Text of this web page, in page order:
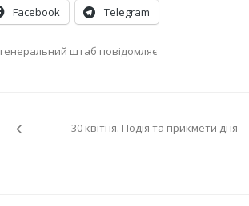
Facebook Telegram
генеральний штаб повідомляє
записів30 квітня. Подія та прикмети дня